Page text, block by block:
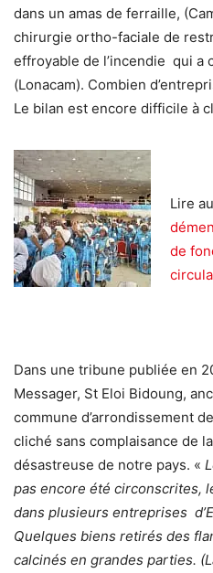
dans un amas de ferraille,
chirurgie ortho-faciale de
effroyable de l’incendie qui a
(Lonacam). Combien
Le bilan est encore difficile à
Lire
de
Dans une tribune publiée en
Messager, St Eloi Bidoung,
commune d’arrondissement
cliché sans complaisance de
désastreuse de notre pays. «
pas encore été circonscrites,
dans plusieurs entreprises
Quelques biens retirés des
calcinés en grandes parties.